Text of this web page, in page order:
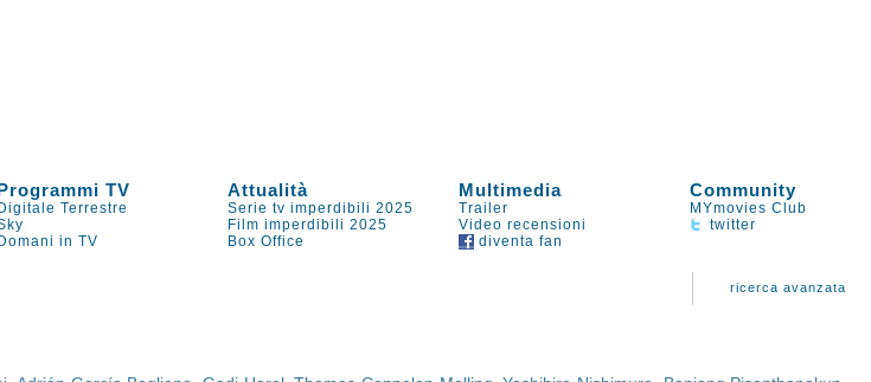
TV Attualità Multimedia Community
Digitale Terrestre Serie tv imperdibili 2025 Trailer
MYmovies Club
Film imperdibili 2025 Video recensioni
twitter
Domani in TV Box Office diventa fan
ricerca avanzata